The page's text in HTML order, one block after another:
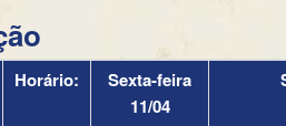
Horário:
Sexta-feira
11/04